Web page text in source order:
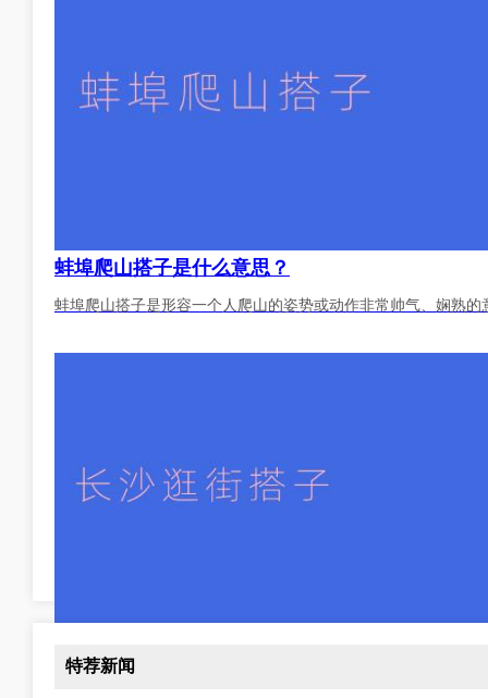
蚌埠爬山搭子是什么意思？
蚌埠爬山搭子是形容一个人爬山的姿势或动作非常帅气、娴熟的
长沙逛街搭子，时尚之都的街头新风潮
特荐新闻